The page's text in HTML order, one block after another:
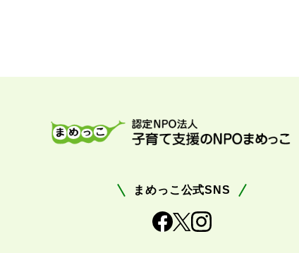
まめっこ公式SNS